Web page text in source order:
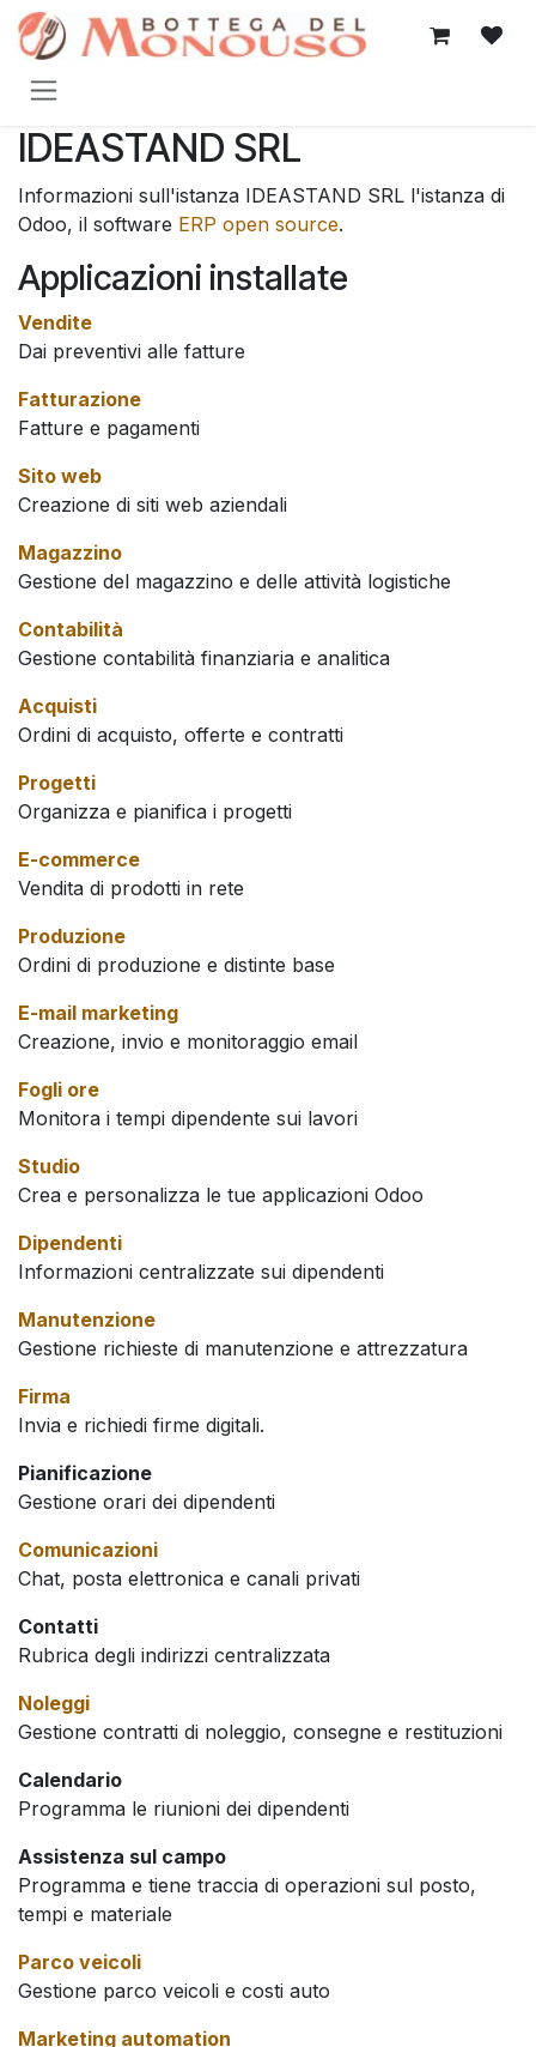
Passa al contenuto
IDEASTAND SRL
Informazioni sull'istanza IDEASTAND SRL l'istanza di
Odoo, il software ERP open source.
Applicazioni installate
Vendite
Dai preventivi alle fatture
Fatturazione
Fatture e pagamenti
Sito web
Creazione di siti web aziendali
Magazzino
Gestione del magazzino e delle attività logistiche
Contabilità
Gestione contabilità finanziaria e analitica
Acquisti
Ordini di acquisto, offerte e contratti
Progetti
Organizza e pianifica i progetti
E-commerce
Vendita di prodotti in rete
Produzione
Ordini di produzione e distinte base
E-mail marketing
Creazione, invio e monitoraggio email
Fogli ore
Monitora i tempi dipendente sui lavori
Studio
Crea e personalizza le tue applicazioni Odoo
Dipendenti
Informazioni centralizzate sui dipendenti
Manutenzione
Gestione richieste di manutenzione e attrezzatura
Firma
Invia e richiedi firme digitali.
Pianificazione
Gestione orari dei dipendenti
Comunicazioni
Chat, posta elettronica e canali privati
Contatti
Rubrica degli indirizzi centralizzata
Noleggi
Gestione contratti di noleggio, consegne e restituzioni
Calendario
Programma le riunioni dei dipendenti
Assistenza sul campo
Programma e tiene traccia di operazioni sul posto,
tempi e materiale
Parco veicoli
Gestione parco veicoli e costi auto
Marketing automation